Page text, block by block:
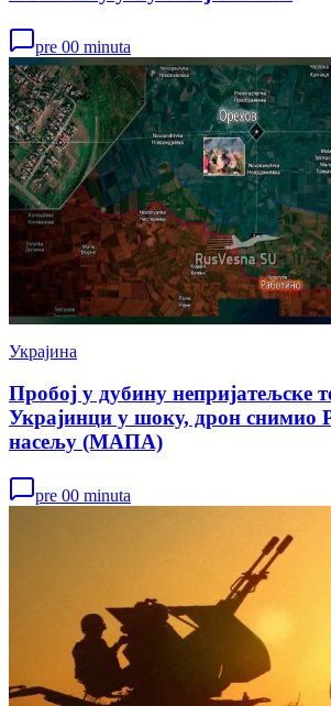
pre 00 minuta
Украјина
Пробој у дубину непријатељске
Украјинци у шоку, дрон снимио
насељу (МАПА)
pre 00 minuta